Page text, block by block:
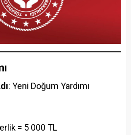
: Yeni Doğum Yardımı
= 5 000 TL